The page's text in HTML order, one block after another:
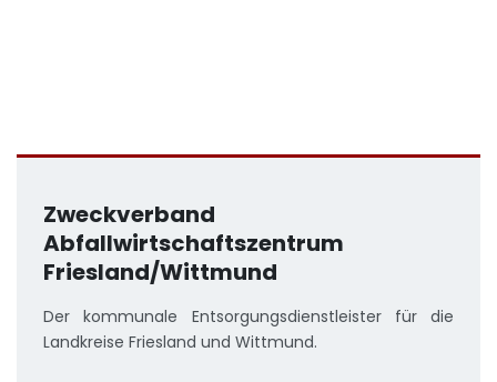
Zweckverband
Abfallwirtschaftszentrum
Friesland/Wittmund
Der kommunale Entsorgungsdienstleister für die
Landkreise Friesland und Wittmund.